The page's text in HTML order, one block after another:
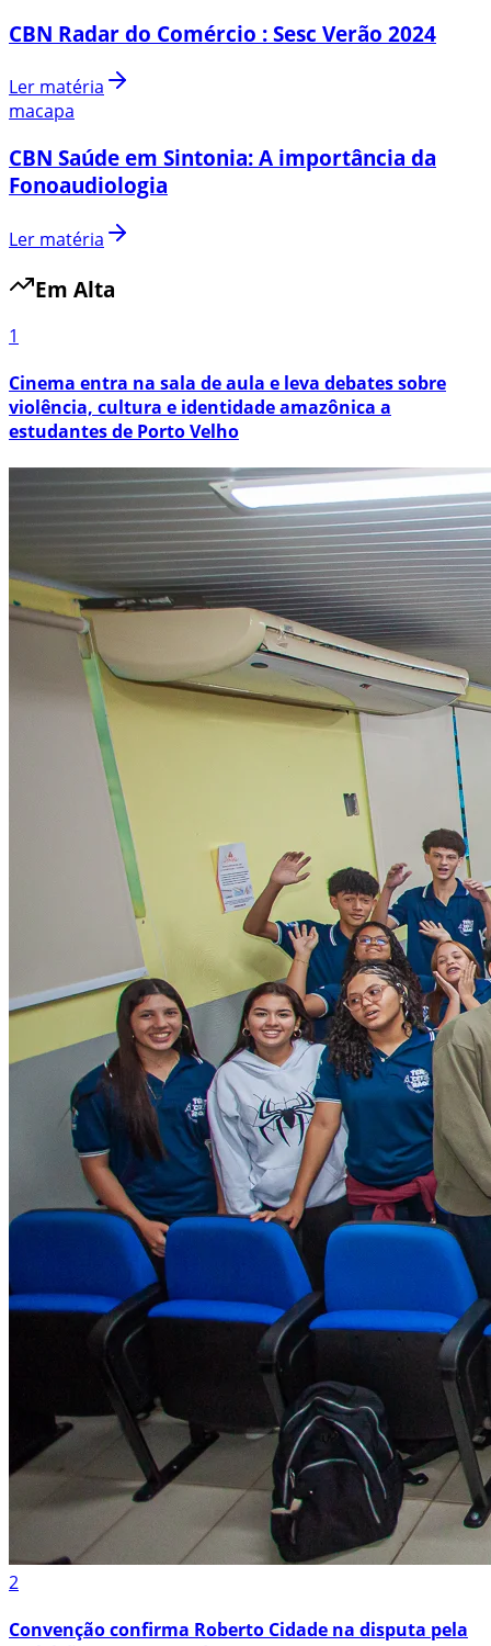
CBN Radar do Comércio : Sesc Verão 2024
Ler matéria
macapa
CBN Saúde em Sintonia: A importância da
Fonoaudiologia
Ler matéria
Em Alta
1
Cinema entra na sala de aula e leva debates sobre
violência, cultura e identidade amazônica a
estudantes de Porto Velho
2
Convenção confirma Roberto Cidade na disputa pela